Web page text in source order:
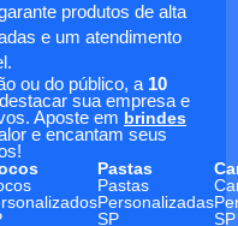
produtos de alta
e um atendimento
ou do público, a 10
sua empresa e
Aposte em brindes
e encantam seus
Pastas
Pastas
Personalizadas
SP
SP